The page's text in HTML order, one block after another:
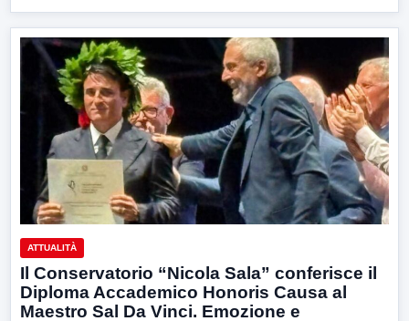
ATTUALITÀ
Il Conservatorio “Nicola Sala” conferisce il
Diploma Accademico Honoris Causa al
Maestro Sal Da Vinci. Emozione e